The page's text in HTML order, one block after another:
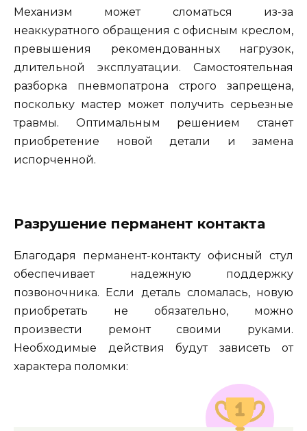
Механизм может сломаться из-за
неаккуратного обращения с офисным креслом,
превышения рекомендованных нагрузок,
длительной эксплуатации. Самостоятельная
разборка пневмопатрона строго запрещена,
поскольку мастер может получить серьезные
травмы. Оптимальным решением станет
приобретение новой детали и замена
испорченной.
Разрушение перманент контакта
Благодаря перманент-контакту офисный стул
обеспечивает надежную поддержку
позвоночника. Если деталь сломалась, новую
приобретать не обязательно, можно
произвести ремонт своими руками.
Необходимые действия будут зависеть от
характера поломки: